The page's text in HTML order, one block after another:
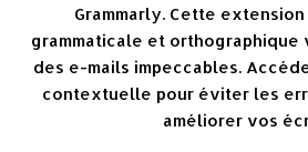
Grammarly. Cette
grammaticale et orthographique
des e-mails impeccables.
contextuelle pour éviter les
améliorer vos